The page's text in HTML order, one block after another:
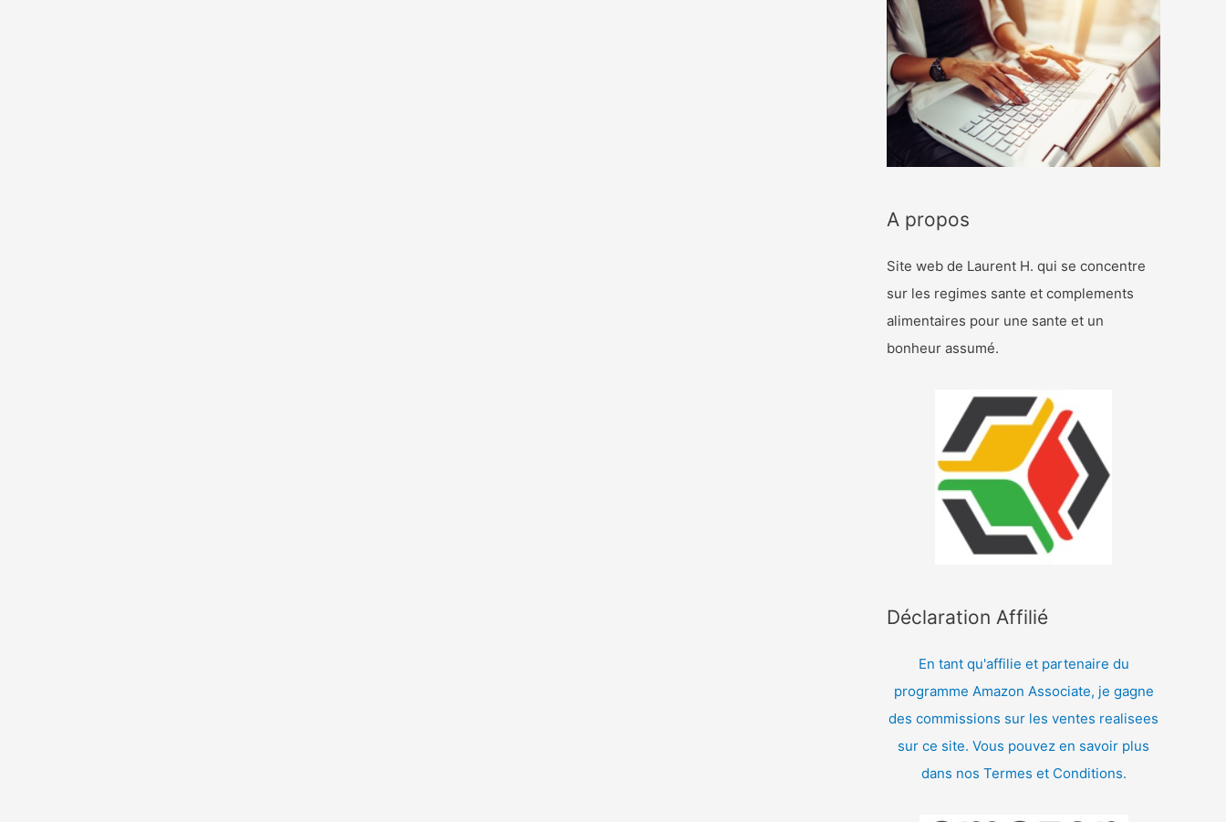
A propos
Site web de Laurent H. qui se concentre
sur les regimes sante et complements
alimentaires pour une sante et un
bonheur assumé.
Déclaration Affilié
En tant qu'affilie et partenaire du
programme Amazon Associate, je gagne
des commissions sur les ventes realisees
sur ce site. Vous pouvez en savoir plus
dans nos Termes et Conditions.